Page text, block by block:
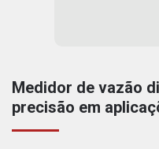
Medidor de vazão
precisão em